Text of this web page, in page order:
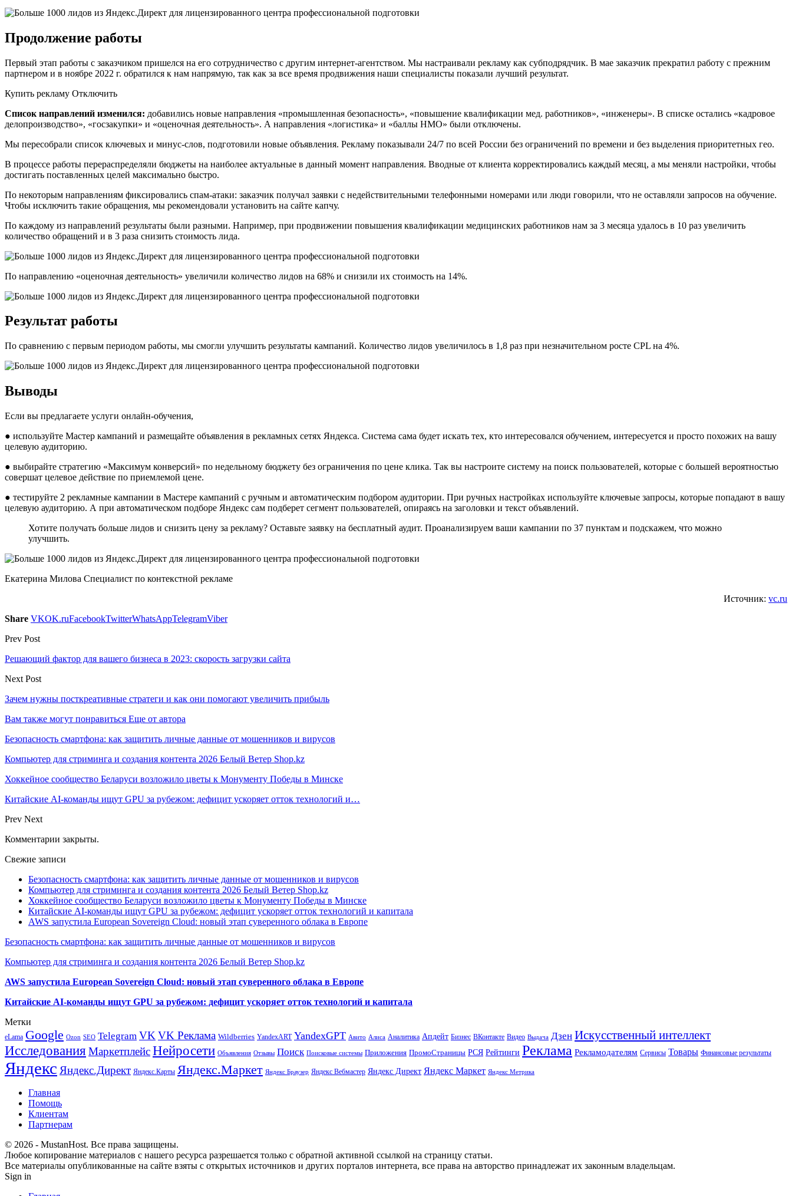
Продолжение работы
Первый этап работы с заказчиком пришелся на его сотрудничество с другим интернет-агентством. Мы настраивали рекламу как субподрядчик. В мае заказчик прекратил работу с прежним
партнером и в ноябре 2022 г. обратился к нам напрямую, так как за все время продвижения наши специалисты показали лучший результат.
Купить рекламу Отключить
Список направлений изменился: добавились новые направления «промышленная безопасность», «повышение квалификации мед. работников», «инженеры». В списке остались «кадровое
делопроизводство», «госзакупки» и «оценочная деятельность». А направления «логистика» и «баллы НМО» были отключены.
Мы пересобрали список ключевых и минус-слов, подготовили новые объявления. Рекламу показывали 24/7 по всей России без ограничений по времени и без выделения приоритетных гео.
В процессе работы перераспределяли бюджеты на наиболее актуальные в данный момент направления. Вводные от клиента корректировались каждый месяц, а мы меняли настройки, чтобы
достигать поставленных целей максимально быстро.
По некоторым направлениям фиксировались спам-атаки: заказчик получал заявки с недействительными телефонными номерами или люди говорили, что не оставляли запросов на обучение.
Чтобы исключить такие обращения, мы рекомендовали установить на сайте капчу.
По каждому из направлений результаты были разными. Например, при продвижении повышения квалификации медицинских работников нам за 3 месяца удалось в 10 раз увеличить
количество обращений и в 3 раза снизить стоимость лида.
По направлению «оценочная деятельность» увеличили количество лидов на 68% и снизили их стоимость на 14%.
Результат работы
По сравнению с первым периодом работы, мы смогли улучшить результаты кампаний. Количество лидов увеличилось в 1,8 раз при незначительном росте CPL на 4%.
Выводы
Если вы предлагаете услуги онлайн-обучения,
● используйте Мастер кампаний и размещайте объявления в рекламных сетях Яндекса. Система сама будет искать тех, кто интересовался обучением, интересуется и просто похожих на вашу
целевую аудиторию.
● выбирайте стратегию «Максимум конверсий» по недельному бюджету без ограничения по цене клика. Так вы настроите систему на поиск пользователей, которые с большей вероятностью
совершат целевое действие по приемлемой цене.
● тестируйте 2 рекламные кампании в Мастере кампаний с ручным и автоматическим подбором аудитории. При ручных настройках используйте ключевые запросы, которые попадают в вашу
целевую аудиторию. А при автоматическом подборе Яндекс сам подберет сегмент пользователей, опираясь на заголовки и текст объявлений.
Хотите получать больше лидов и снизить цену за рекламу? Оставьте заявку на бесплатный аудит. Проанализируем ваши кампании по 37 пунктам и подскажем, что можно
улучшить.
Екатерина Милова Специалист по контекстной рекламе
Источник: vc.ru
Share VKOK.ruFacebookTwitterWhatsAppTelegramViber
Prev Post
Решающий фактор для вашего бизнеса в 2023: скорость загрузки сайта
Next Post
Зачем нужны посткреативные стратеги и как они помогают увеличить прибыль
Вам также могут понравиться Еще от автора
Безопасность смартфона: как защитить личные данные от мошенников и вирусов
Компьютер для стриминга и создания контента 2026 Белый Ветер Shop.kz
Хоккейное сообщество Беларуси возложило цветы к Монументу Победы в Минске
Китайские AI-команды ищут GPU за рубежом: дефицит ускоряет отток технологий и…
Prev Next
Комментарии закрыты.
Свежие записи
Безопасность смартфона: как защитить личные данные от мошенников и вирусов
Компьютер для стриминга и создания контента 2026 Белый Ветер Shop.kz
Хоккейное сообщество Беларуси возложило цветы к Монументу Победы в Минске
Китайские AI-команды ищут GPU за рубежом: дефицит ускоряет отток технологий и капитала
AWS запустила European Sovereign Cloud: новый этап суверенного облака в Европе
Безопасность смартфона: как защитить личные данные от мошенников и вирусов
Компьютер для стриминга и создания контента 2026 Белый Ветер Shop.kz
AWS запустила European Sovereign Cloud: новый этап суверенного облака в Европе
Китайские AI-команды ищут GPU за рубежом: дефицит ускоряет отток технологий и капитала
Метки
eLama Google Ozon SEO Telegram VK VK Реклама Wildberries YandexART YandexGPT Авито Алиса Аналитика Апдейт Бизнес ВКонтакте Видео Выдача Дзен Искусственный интеллект
Исследования МаркетплейсНейросети Объявления Отзывы Поиск Поисковые системы Приложения ПромоСтраницы РСЯ Рейтинги Реклама Рекламодателям Сервисы Товары Финансовые результаты
Яндекс Яндекс.Директ Яндекс.Карты Яндекс.Маркет Яндекс Браузер Яндекс Вебмастер Яндекс Директ Яндекс Маркет Яндекс Метрика
Главная
Помощь
Клиентам
Партнерам
© 2026 - MustanHost. Все права защищены.
Любое копирование материалов с нашего ресурса разрешается только с обратной активной ссылкой на страницу статьи.
Все материалы опубликованные на сайте взяты с открытых источников и других порталов интернета, все права на авторство принадлежат их законным владельцам.
Sign in